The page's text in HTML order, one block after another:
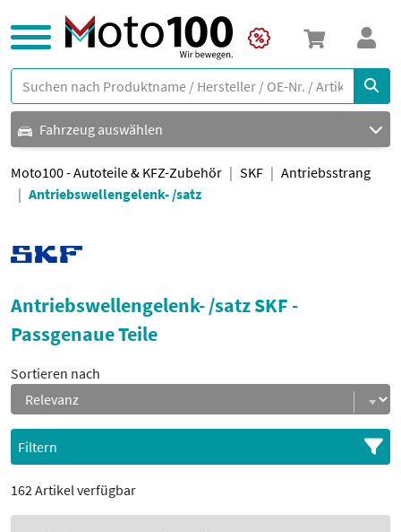
Fahrzeug auswählen
Moto100 - Autoteile & KFZ-Zubehör SKF
Antriebsstrang
Antriebswellengelenk- /satz
Antriebswellengelenk- /satz SKF -
Passgenaue Teile
Sortieren nach
Filtern
162 Artikel verfügbar